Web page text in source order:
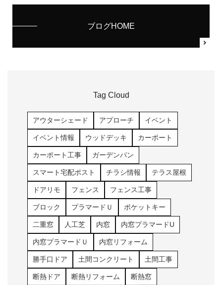
ブログHOME
Tag Cloud
アウターシェード アプローチ イベント
イベント情報 ウッドデッキ カーポート
カーポート工事 ガーデンパン
スマート宅配ポスト チラシ情報 テラス屋根
ドアリモ フェンス フェンス工事
ブロック プラマードＵ ポケットキー
二重窓 人工芝 内窓 内窓プラマードU
内窓プラマードＵ 内窓リフォーム
勝手口ドア 土間コンクリート 土間工事
断熱ドア 断熱リフォーム 断熱窓